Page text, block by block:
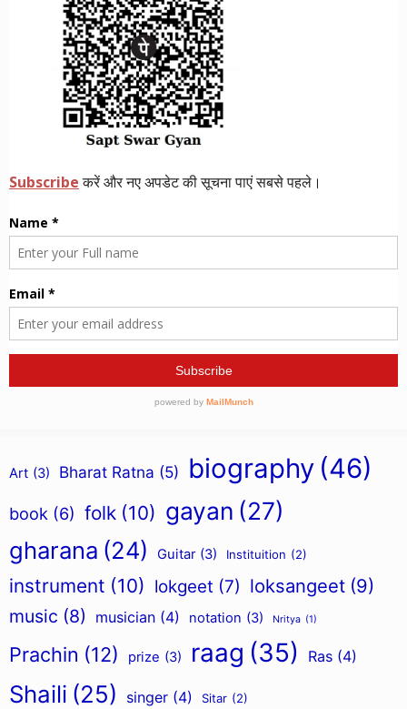
Art (3) Bharat Ratna (5) biography (46)
book (6) folk (10) gayan (27)
gharana (24) Guitar (3) Instituition (2)
instrument (10) lokgeet (7) loksangeet (9)
music (8) musician (4) notation (3) Nritya (1)
Prachin (12) prize (3) raag (35) Ras (4)
Shaili (25) singer (4) Sitar (2)